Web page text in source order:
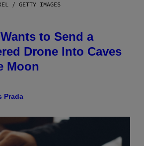
/ GETTY IMAGES
to Send a
Drone Into Caves
Moon
Prada